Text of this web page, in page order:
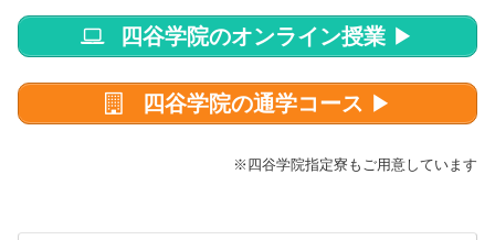
四谷学院のオンライン授業 ▶
四谷学院の通学コース ▶
※四谷学院指定寮もご用意しています